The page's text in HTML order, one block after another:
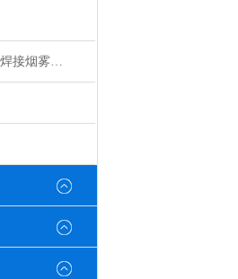
激光打标烟雾净化器焊接烟雾净化器